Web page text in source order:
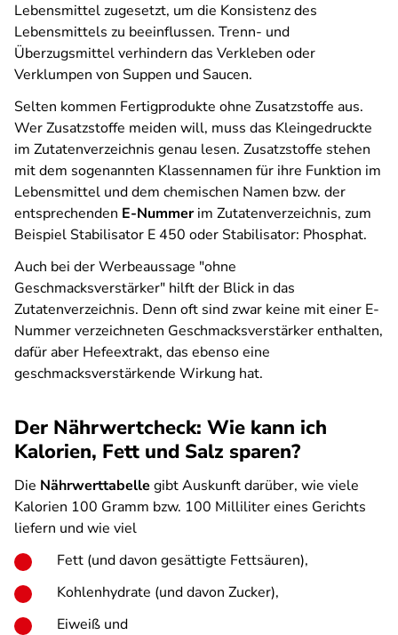
Lebensmittel zugesetzt, um die Konsistenz des
Lebensmittels zu beeinflussen. Trenn- und
Überzugsmittel verhindern das Verkleben oder
Verklumpen von Suppen und Saucen.
Selten kommen Fertigprodukte ohne Zusatzstoffe aus.
Wer Zusatzstoffe meiden will, muss das Kleingedruckte
im Zutatenverzeichnis genau lesen. Zusatzstoffe stehen
mit dem sogenannten Klassennamen für ihre Funktion im
Lebensmittel und dem chemischen Namen bzw. der
entsprechenden E-Nummerim Zutatenverzeichnis, zum
Beispiel Stabilisator E 450 oder Stabilisator: Phosphat.
Auch bei der Werbeaussage "ohne
Geschmacksverstärker" hilft der Blick in das
Zutatenverzeichnis. Denn oft sind zwar keine mit einer E-
Nummer verzeichneten Geschmacksverstärker enthalten,
dafür aber Hefeextrakt, das ebenso eine
geschmacksverstärkende Wirkung hat.
Der Nährwertcheck: Wie kann ich
Kalorien, Fett und Salz sparen?
Die Nährwerttabelle gibt Auskunft darüber, wie viele
Kalorien 100 Gramm bzw. 100 Milliliter eines Gerichts
liefern und wie viel
Fett (und davon gesättigte Fettsäuren),
Kohlenhydrate (und davon Zucker),
Eiweiß und